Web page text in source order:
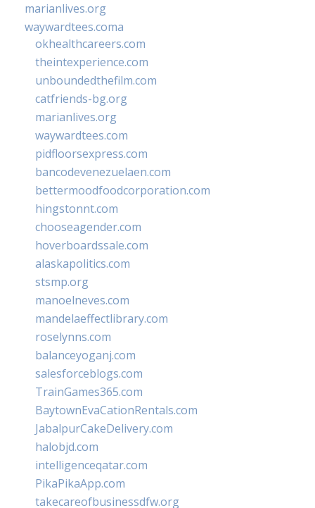
marianlives.org
waywardtees.coma
okhealthcareers.com
theintexperience.com
unboundedthefilm.com
catfriends-bg.org
marianlives.org
waywardtees.com
pidfloorsexpress.com
bancodevenezuelaen.com
bettermoodfoodcorporation.com
hingstonnt.com
chooseagender.com
hoverboardssale.com
alaskapolitics.com
stsmp.org
manoelneves.com
mandelaeffectlibrary.com
roselynns.com
balanceyoganj.com
salesforceblogs.com
TrainGames365.com
BaytownEvaCationRentals.com
JabalpurCakeDelivery.com
halobjd.com
intelligenceqatar.com
PikaPikaApp.com
takecareofbusinessdfw.org